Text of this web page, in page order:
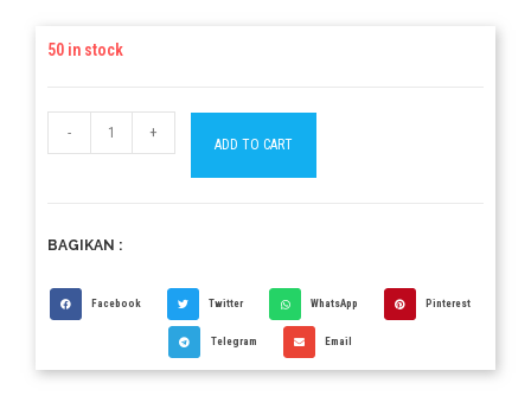
50 in stock
- +
ADD TO CART
BAGIKAN :
Facebook Twitter WhatsApp Pinterest
Telegram Email